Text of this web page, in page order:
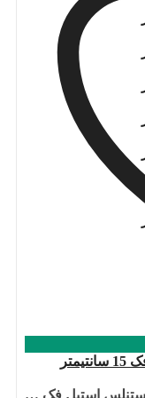
استیل فک بلند